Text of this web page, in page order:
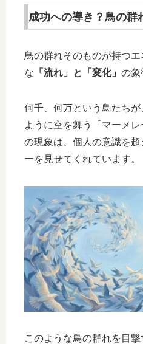
成功への導き？鳥の群
鳥の群れそのものが持つ
な 「流れ」と「変化」 の象
何千、何万という鳥たち
ように空を舞う「マーメ
の現象は、個人の意識を超
ーを見せてくれています。
このような鳥の群れを目